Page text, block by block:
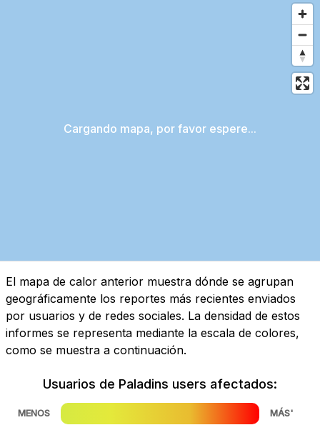
Cargando mapa, por favor espere...
El mapa de calor anterior muestra dónde se agrupan
geográficamente los reportes más recientes enviados
por usuarios y de redes sociales. La densidad de estos
informes se representa mediante la escala de colores,
como se muestra a continuación.
Usuarios de Paladins users afectados:
MENOS MÁS'